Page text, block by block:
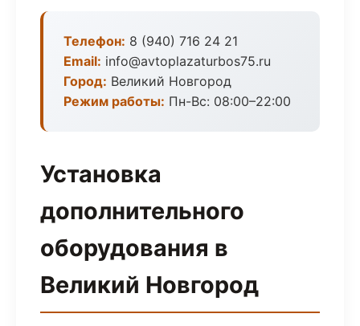
Телефон: 8 (940) 716 24 21
Email: info@avtoplazaturbos75.ru
Город: Великий Новгород
Режим работы: Пн-Вс: 08:00–22:00
Установка
дополнительного
оборудования в
Великий Новгород